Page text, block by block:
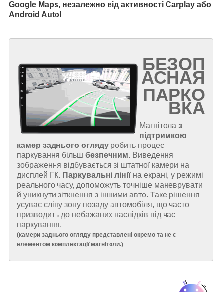
Google Maps, незалежно від активності Carplay або
Android Auto!
БЕЗОП
АСНАЯ
ПАРКО
ВКА
Магнітола з
підтримкою
камер заднього огляду робить процес
паркування більш безпечним. Виведення
зображення відбувається зі штатної камери на
дисплей ГК. Паркувальні лінії на екрані, у режимі
реального часу, допоможуть точніше маневрувати
й уникнути зіткнення з іншими авто. Таке рішення
усуває сліпу зону позаду автомобіля, що часто
призводить до небажаних наслідків під час
паркування.
(камери заднього огляду представлені окремо та не є
елементом комплектації магнітоли.)